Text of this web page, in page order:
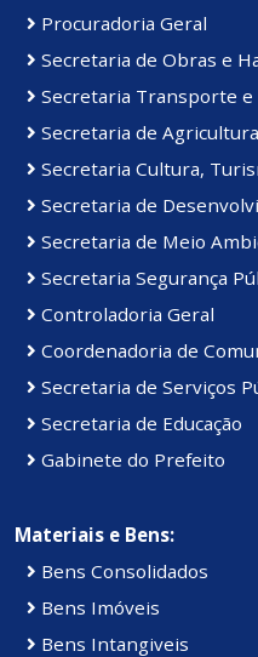
Procuradoria Geral
Secretaria de Obras e
Secretaria Transporte e
Secretaria de
Secretaria Cultura,
Secretaria de
Secretaria de Meio
Secretaria Segurança
Controladoria Geral
Coordenadoria de
Secretaria de Serviços
Secretaria de Educação
Gabinete do Prefeito
Materiais e Bens:
Bens Consolidados
Bens Imóveis
Bens Intangiveis